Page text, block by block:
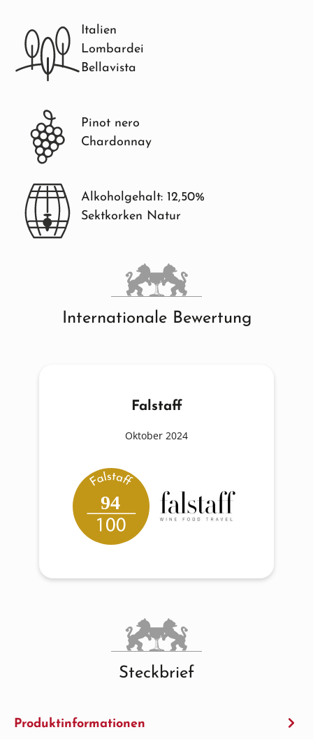
Italien
Lombardei
Bellavista
Pinot nero
Chardonnay
Alkoholgehalt: 12,50%
Sektkorken Natur
Internationale Bewertung
Falstaff
Oktober 2024
94
Steckbrief
Produktinformationen